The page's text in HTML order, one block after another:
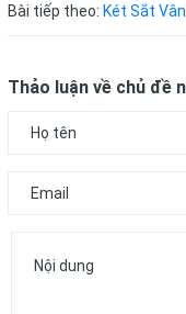
Bài tiếp theo: Két Sắt
Thảo luận về chủ đề